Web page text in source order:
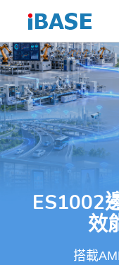
ES1002
效
搭載